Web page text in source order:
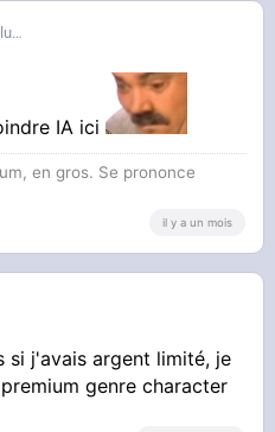
Grolutes
IA ici
en gros. Se prononce
il y a un mois
si j'avais argent limité, je
genre character